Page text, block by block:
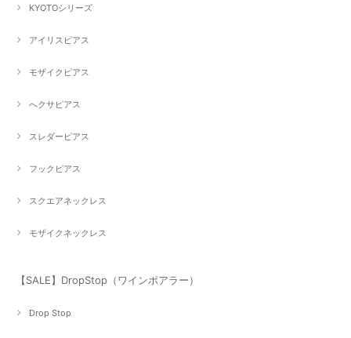
KYOTOシリーズ
アイリスピアス
モザイクピアス
へクサピアス
スレダーピアス
フックピアス
スクエアネックレス
モザイクネックレス
【SALE】DropStop（ワインポアラー）
Drop Stop